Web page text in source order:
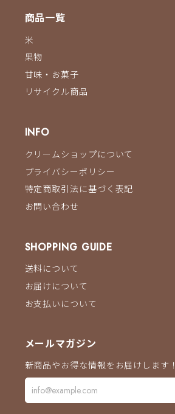
商品一覧
米
果物
甘味・お菓子
リサイクル商品
INFO
クリームショップについて
プライバシーポリシー
特定商取引法に基づく表記
お問い合わせ
SHOPPING GUIDE
送料について
お届けについて
お支払いについて
メールマガジン
新商品やお得な情報をお届けします！